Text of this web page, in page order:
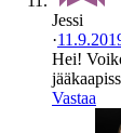
Jessi
·
Hei!
Vastaa